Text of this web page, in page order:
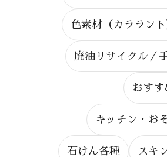
色素材（カララント
廃油リサイクル／
おすす
キッチン・お
石けん各種 スキ